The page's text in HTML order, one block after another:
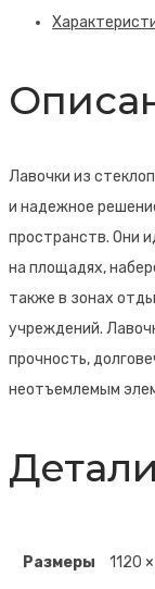
Лавочки из
и надежное
пространств. Они
на площадях,
также в зонах
учреждений.
прочность,
неотъемлемым
Детали
Размеры 1120